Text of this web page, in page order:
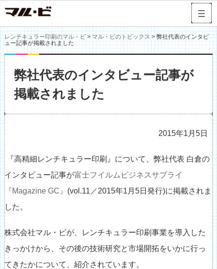
レンチキュラー印刷のマル・ビ>マル・ビのトピックス> 弊社代表のインタビ
ュー記事が掲載されました
弊社代表のインタビュー記事が
掲載されました
2015年1月5日
『高精細レンチキュラー印刷』について、弊社代表 白倉の
インタビュー記事が富士フイルムビジネスサプライ
『Magazine GC』 (vol.11／2015年1月5日発行)に掲載されま
した。
株式会社マル・ビが、レンチキュラー印刷事業を導入した
きっかけから、その後の技術研究と市場開拓をいかに行っ
てきたかについて、紹介されています。